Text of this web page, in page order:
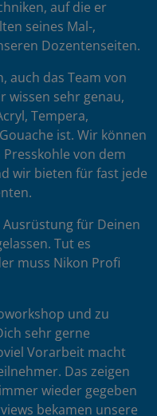
auf die er
seines Mal-,
Dozentenseiten.
auch das Team von
wissen sehr genau,
Tempera,
ist. Wir können
von dem
wir bieten für fast jede
für Deinen
Tut es
muss Nikon Profi
und zu
sehr gerne
Vorarbeit macht
Das zeigen
wieder gegeben
bekamen unsere